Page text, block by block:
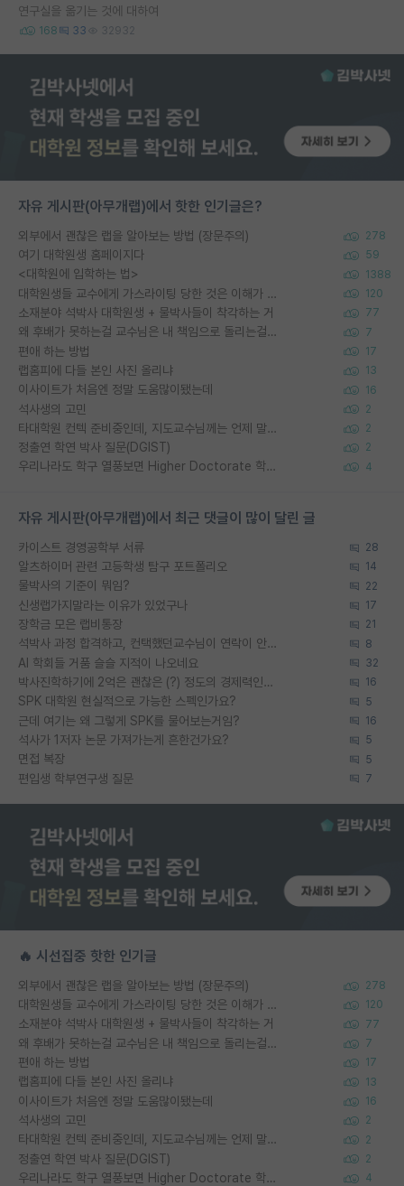
연구실을 옮기는 것에 대하여
168 33 32932
자유 게시판(아무개랩)에서 핫한 인기글은?
외부에서 괜찮은 랩을 알아보는 방법 (장문주의) 278
여기 대학원생 홈페이지다 59
<대학원에 입학하는 법> 1388
대학원생들 교수에게 가스라이팅 당한 것은 이해가 갑니다. 안타깝네요. 120
소재분야 석박사 대학원생 + 물박사들이 착각하는 거 77
왜 후배가 못하는걸 교수님은 내 책임으로 돌리는걸까요? 7
편애 하는 방법 17
랩홈피에 다들 본인 사진 올리냐 13
이사이트가 처음엔 정말 도움많이됐는데 16
석사생의 고민 2
타대학원 컨텍 준비중인데, 지도교수님께는 언제 말씀드려야 할까요? 2
정출연 학연 박사 질문(DGIST) 2
우리나라도 학구 열풍보면 Higher Doctorate 학위가 필요하다고 봅니다. 4
자유 게시판(아무개랩)에서 최근 댓글이 많이 달린 글
카이스트 경영공학부 서류 28
알츠하이머 관련 고등학생 탐구 포트폴리오 14
물박사의 기준이 뭐임? 22
신생랩가지말라는 이유가 있었구나 17
장학금 모은 랩비통장 21
석박사 과정 합격하고, 컨택했던교수님이 연락이 안됩니다... 8
AI 학회들 거품 슬슬 지적이 나오네요 32
박사진학하기에 2억은 괜찮은 (?) 정도의 경제력인가요 16
SPK 대학원 현실적으로 가능한 스펙인가요? 5
근데 여기는 왜 그렇게 SPK를 물어보는거임? 16
석사가 1저자 논문 가져가는게 흔한건가요? 5
면접 복장 5
편입생 학부연구생 질문 7
🔥 시선집중 핫한 인기글
외부에서 괜찮은 랩을 알아보는 방법 (장문주의) 278
대학원생들 교수에게 가스라이팅 당한 것은 이해가 갑니다. 안타깝네요. 120
소재분야 석박사 대학원생 + 물박사들이 착각하는 거 77
왜 후배가 못하는걸 교수님은 내 책임으로 돌리는걸까요? 7
편애 하는 방법 17
랩홈피에 다들 본인 사진 올리냐 13
이사이트가 처음엔 정말 도움많이됐는데 16
석사생의 고민 2
타대학원 컨텍 준비중인데, 지도교수님께는 언제 말씀드려야 할까요? 2
정출연 학연 박사 질문(DGIST) 2
우리나라도 학구 열풍보면 Higher Doctorate 학위가 필요하다고 봅니다. 4